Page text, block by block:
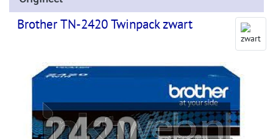
Brother TN-2420 Twinpack zwart